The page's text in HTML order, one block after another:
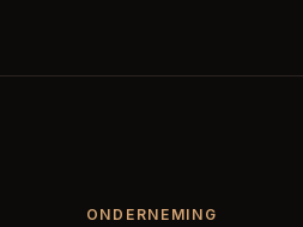
ONDERNEMING